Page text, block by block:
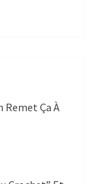
Remet Ça À